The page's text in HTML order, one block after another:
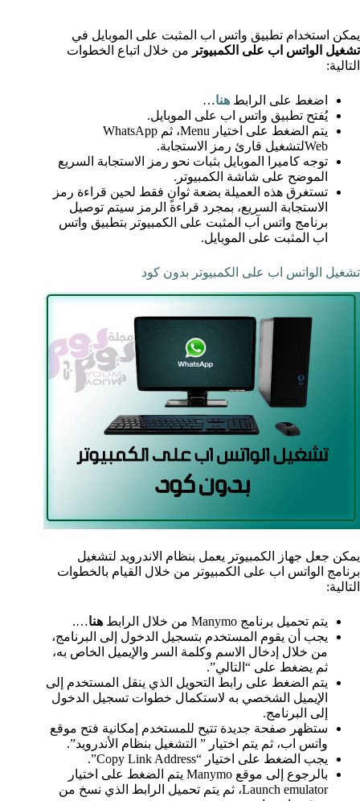
يمكن استخدام تطبيق واتس اب المثبت على الموبايل في
تشغيل الواتس اب على الكمبيوتر من خلال اتباع الخطوات
التالية:
اضغط على الرابط هنا…
يُفتح تطبيق واتس اب على الموبايل.
يتم الضغط على اختيار Menu، ثم WhatsApp
Webلتشغيل قارئ رمز الاستجابة.
توجه كاميرا الموبايل بثبات نحو رمز الاستجابة السريع
الموضح على شاشة الكمبيوتر.
تستغرق هذه العميلة بضعة ثوانٍ فقط لحين قراءة رمز
الاستجابة السريع، بمجرد قراءة الرمز سيتم توصيل
برنامج واتس آب المثبت على الكمبيوتر بتطبيق واتس
اب المثبت على الموبايل.
تشغيل الواتس اب على الكمبيوتر بدون كود
يمكن جعل جهاز الكمبيوتر يعمل بنظام الاندرويد لتشغيل
برنامج الواتس اب على الكمبيوتر من خلال القيام بالخطوات
التالية:
يتم تحميل برنامج Manymo من خلال الرابط هنا….
يجب أن يقوم المستخدم بتسجيل الدخول إلى البرنامج،
من خلال إدخال الاسم وكلمة السر والإيميل الخاص به،
ثم يضغط على “التالي”.
يتم الضغط على رابط التحويل الذي ينقل المستخدم إلى
الإيميل الشخصي به لاستكمال خطوات تسجيل الدخول
إلى البرنامج.
ستظهر صفحة جديدة تتيح للمستخدم إمكانية فتح موقع
واتس اب، ثم يتم اختيار ” التشغيل بنظام الأندرويد”.
يجب الضغط على اختيار “Copy Link Address”.
بالرجوع إلى موقع Manymo يتم الضغط على اختيار
Launch emulator، ثم يتم تحميل الرابط الذي نسخ من